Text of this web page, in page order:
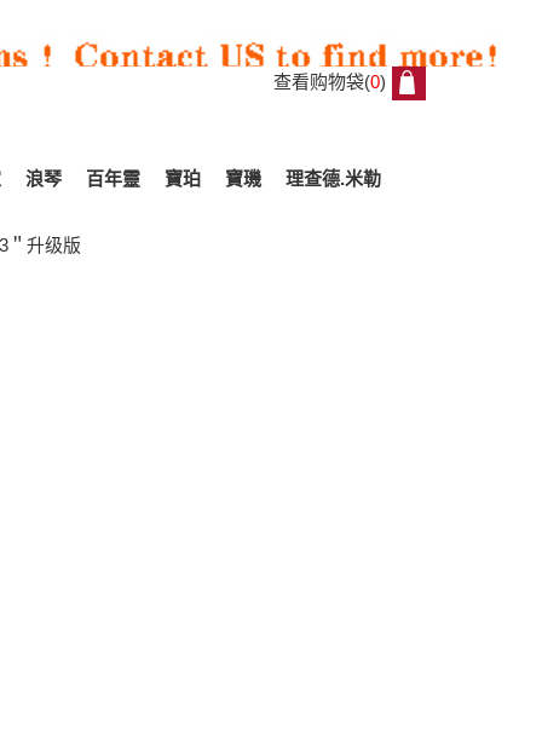
查看购物袋(0)
浪琴 百年靈 寶珀 寶璣 理查德.米勒
＂升级版